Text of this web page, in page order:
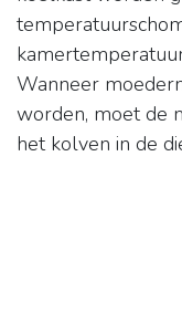
Wanneer
worden, moet de
het kolven in de